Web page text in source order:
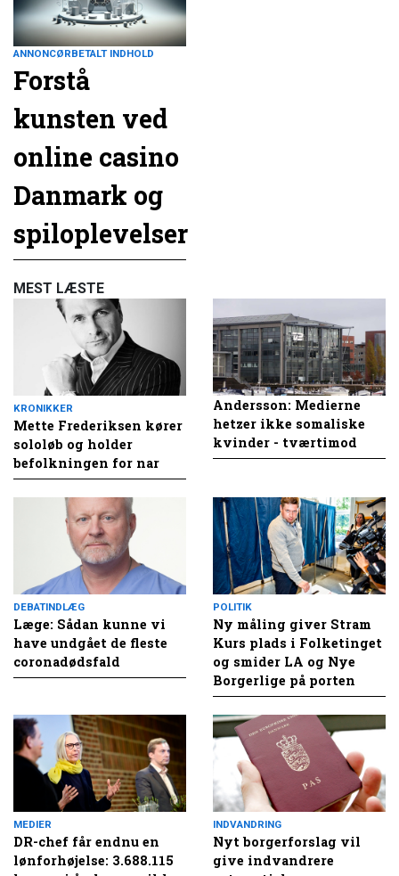
ANNONCØRBETALT INDHOLD
Forstå
kunsten ved
online casino
Danmark og
spiloplevelser
MEST LÆSTE
KRONIKKER
Mette Frederiksen kører
sololøb og holder
befolkningen for nar
Andersson: Medierne
hetzer ikke somaliske
kvinder - tværtimod
DEBATINDLÆG
Læge: Sådan kunne vi
have undgået de fleste
coronadødsfald
POLITIK
Ny måling giver Stram
Kurs plads i Folketinget
og smider LA og Nye
Borgerlige på porten
MEDIER
DR-chef får endnu en
lønforhøjelse: 3.688.115
INDVANDRING
Nyt borgerforslag vil
give indvandrere